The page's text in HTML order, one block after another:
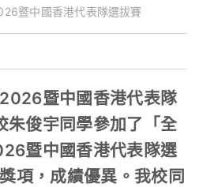
暨中國香港代表隊選拔賽
暨中國香港代表隊
朱俊宇同學參加了「全
暨中國香港代表隊選
項，成績優異。我校同